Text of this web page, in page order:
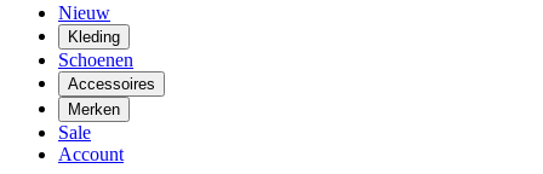
Nieuw
Kleding
Schoenen
Accessoires
Merken
Sale
Account